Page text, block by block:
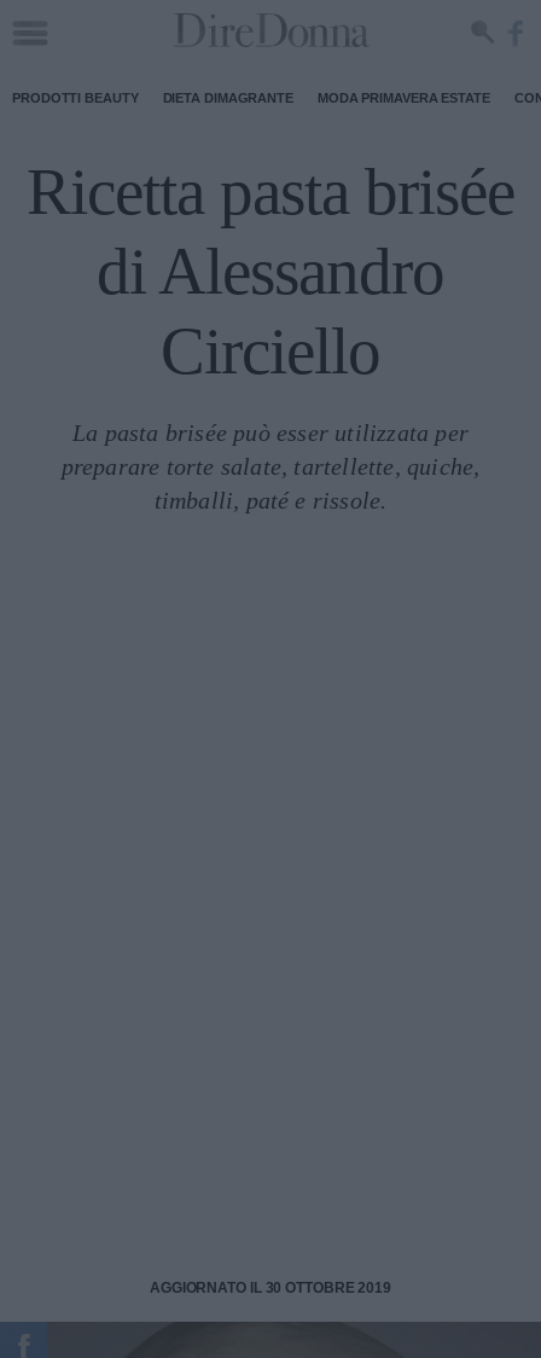
PRODOTTI BEAUTY DIETA DIMAGRANTE MODA PRIMAVERA ESTATE
Ricetta pasta brisée
di Alessandro
Circiello
La pasta brisée può esser utilizzata per
preparare torte salate, tartellette, quiche,
timballi, paté e rissole.
AGGIORNATO IL 30 OTTOBRE 2019